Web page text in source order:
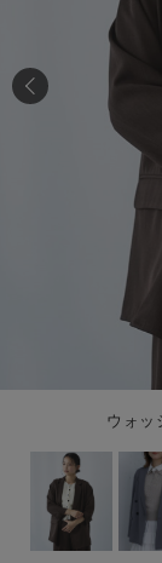
ウォッ